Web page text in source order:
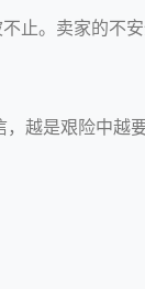
不止。卖家的不
越是艰险中越